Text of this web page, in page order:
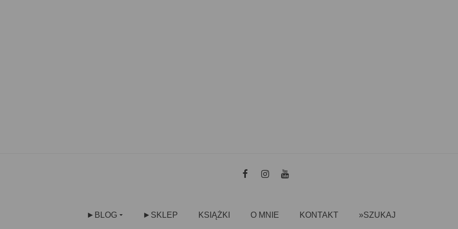
►BLOG ►SKLEP KSIĄŻKI O MNIE KONTAKT »SZUKAJ